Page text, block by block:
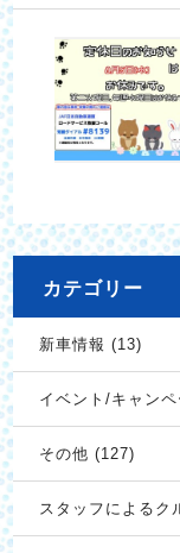
カテゴリー
新車情報 (13)
イベント/キャン
その他 (127)
スタッフによるク